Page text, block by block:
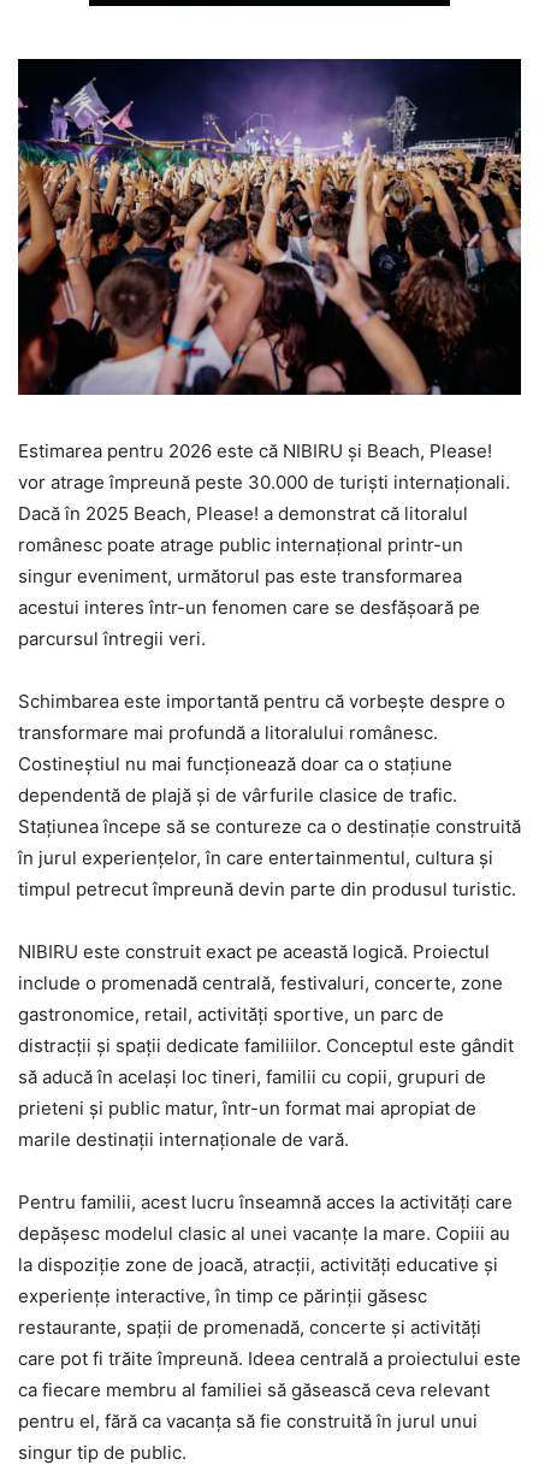
Estimarea pentru 2026 este că NIBIRU și Beach, Please!
vor atrage împreună peste 30.000 de turiști internaționali.
Dacă în 2025 Beach, Please! a demonstrat că litoralul
românesc poate atrage public internațional printr-un
singur eveniment, următorul pas este transformarea
acestui interes într-un fenomen care se desfășoară pe
parcursul întregii veri.
Schimbarea este importantă pentru că vorbește despre o
transformare mai profundă a litoralului românesc.
Costineștiul nu mai funcționează doar ca o stațiune
dependentă de plajă și de vârfurile clasice de trafic.
Stațiunea începe să se contureze ca o destinație construită
în jurul experiențelor, în care entertainmentul, cultura și
timpul petrecut împreună devin parte din produsul turistic.
NIBIRU este construit exact pe această logică. Proiectul
include o promenadă centrală, festivaluri, concerte, zone
gastronomice, retail, activități sportive, un parc de
distracții și spații dedicate familiilor. Conceptul este gândit
să aducă în același loc tineri, familii cu copii, grupuri de
prieteni și public matur, într-un format mai apropiat de
marile destinații internaționale de vară.
Pentru familii, acest lucru înseamnă acces la activități care
depășesc modelul clasic al unei vacanțe la mare. Copiii au
la dispoziție zone de joacă, atracții, activități educative și
experiențe interactive, în timp ce părinții găsesc
restaurante, spații de promenadă, concerte și activități
care pot fi trăite împreună. Ideea centrală a proiectului este
ca fiecare membru al familiei să găsească ceva relevant
pentru el, fără ca vacanța să fie construită în jurul unui
singur tip de public.